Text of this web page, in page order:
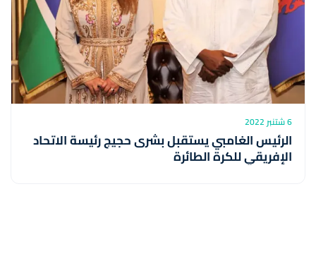
6 شتنبر 2022
الرئيس الغامبي يستقبل بشرى حجيج رئيسة الاتحاد
الإفريقي للكرة الطائرة